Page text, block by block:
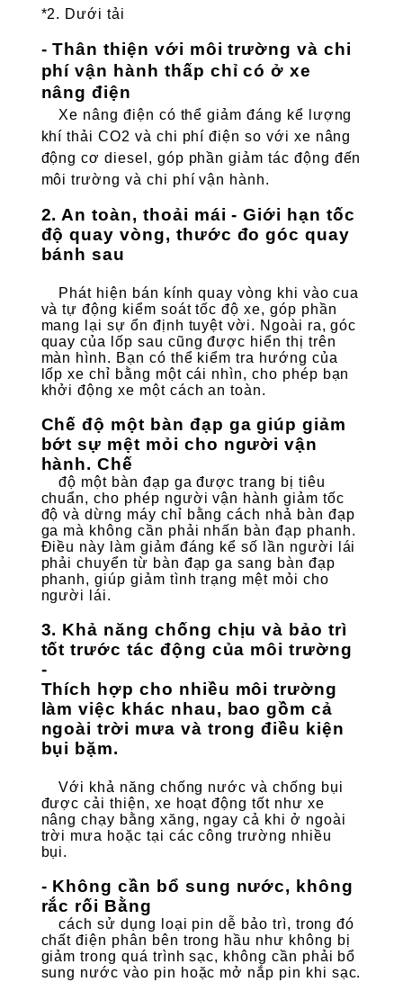
*2. Dưới tải
- Thân thiện với môi trường và chi
phí vận hành thấp chỉ có ở xe
nâng điện
Xe nâng điện có thể giảm đáng kể lượng
khí thải CO2 và chi phí điện so với xe nâng
động cơ diesel, góp phần giảm tác động đến
môi trường và chi phí vận hành.
2. An toàn, thoải mái- Giới hạn tốc
độ quay vòng, thước đo góc quay
bánh sau
Phát hiện bán kính quay vòng khi vào cua
và tự động kiểm soát tốc độ xe, góp phần
mang lại sự ổn định tuyệt vời. Ngoài ra, góc
quay của lốp sau cũng được hiển thị trên
màn hình. Bạn có thể kiểm tra hướng của
lốp xe chỉ bằng một cái nhìn, cho phép bạn
khởi động xe một cách an toàn.
Chế độ một bàn đạp ga giúp giảm
bớt sự mệt mỏi cho người vận
hành. Chế
độ một bàn đạp ga được trang bị tiêu
chuẩn, cho phép người vận hành giảm tốc
độ và dừng máy chỉ bằng cách nhả bàn đạp
ga mà không cần phải nhấn bàn đạp phanh.
Điều này làm giảm đáng kể số lần người lái
phải chuyển từ bàn đạp ga sang bàn đạp
phanh, giúp giảm tình trạng mệt mỏi cho
người lái.
3. Khả năng chống chịu và bảo trì
tốt trước tác động của môi trường
-
Thích hợp cho nhiều môi trường
làm việc khác nhau, bao gồm cả
ngoài trời mưa và trong điều kiện
bụi bặm.
Với khả năng chống nước và chống bụi
được cải thiện, xe hoạt động tốt như xe
nâng chạy bằng xăng, ngay cả khi ở ngoài
trời mưa hoặc tại các công trường nhiều
bụi.
- Không cần bổ sung nước, không
rắc rối Bằng
cách sử dụng loại pin dễ bảo trì, trong đó
chất điện phân bên trong hầu như không bị
giảm trong quá trình sạc, không cần phải bổ
sung nước vào pin hoặc mở nắp pin khi sạc.